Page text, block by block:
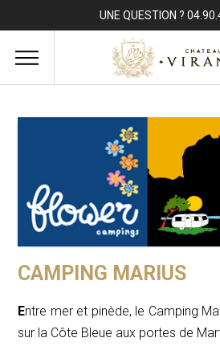
UNE QUESTION ?
CAMPING MARIUS
Entre mer et pinède, le Camping
sur la Côte Bleue aux portes de